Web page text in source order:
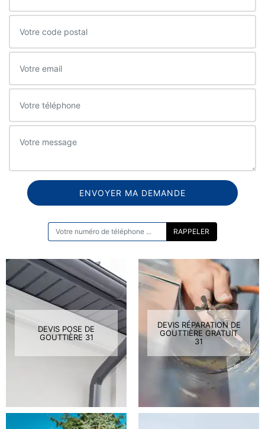
DEVIS POSE DE
GOUTTIÈRE 31
DEVIS RÉPARATION DE
GOUTTIÈRE GRATUIT
31